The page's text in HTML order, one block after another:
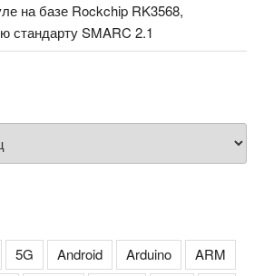
на базе Rockchip RK3568,
стандарту SMARC 2.1
5G Android Arduino
ARM